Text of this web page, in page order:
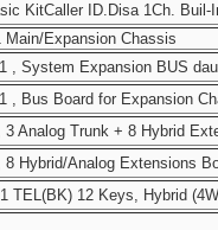
KitCaller ID.Disa 1Ch.
Main/Expansion Chassis
, System Expansion BUS
, Bus Board for Expansion
3 Analog Trunk + 8 Hybrid
8 Hybrid/Analog Extensions
TEL(BK) 12 Keys, Hybrid